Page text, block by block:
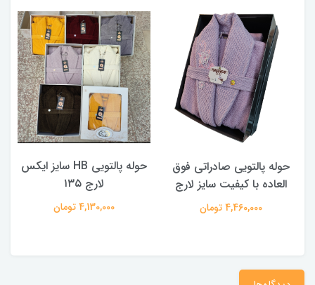
حوله پالتویی صادراتی فوق
العاده با کیفیت سایز لارج
4,460,000 تومان
حوله پالتویی HB سایز ایکس
لارج ۱۳۵
4,130,000 تومان